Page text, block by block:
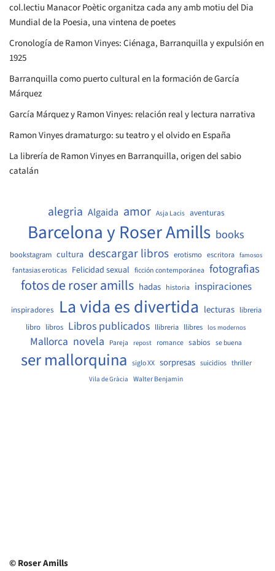
col.lectiu Manacor Poètic organitza cada any amb motiu del Dia
Mundial de la Poesia, una vintena de poetes
Cronología de Ramon Vinyes: Ciénaga, Barranquilla y expulsión en
1925
Barranquilla como puerto cultural en la formación de García
Márquez
García Márquez y Ramon Vinyes: relación real y lectura narrativa
Ramon Vinyes dramaturgo: su teatro y el olvido en España
La librería de Ramon Vinyes en Barranquilla, origen del sabio
catalán
alegria Algaida amor Asja Lacis aventuras
Barcelona y Roser Amills books
bookstagram cultura descargar libros erotismo escritora famosos
fantasias eroticas Felicidad sexual ficción contemporánea fotografias
fotos de roser amills hadas historia inspiraciones
inspiradores La vida es divertida lecturas libreria
libro libros Libros publicados llibreria llibres los modernos
Mallorca novela Pareja repost romance sabios se buena
ser mallorquina siglo XX sorpresas suicidios thriller
Vila de Gràcia Walter Benjamin
© Roser Amills